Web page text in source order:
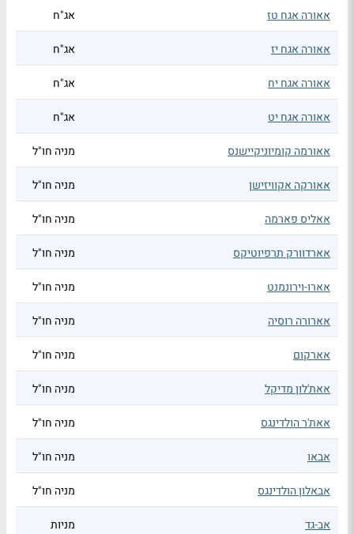
אאורה אגח טז אג"ח
אאורה אגח יז אג"ח
אאורה אגח יח אג"ח
אאורה אגח יט אג"ח
אאורמה קומיוניקיישנס מניה חו"ל
אאורקה אקוויזישן מניה חו"ל
אאליס פארמה מניה חו"ל
אארדוורק תרפיוטיקס מניה חו"ל
אארו-וירונמנט מניה חו"ל
אארורה רוסיה מניה חו"ל
אארקום מניה חו"ל
אאת'לון מדיקל מניה חו"ל
אאת'ר הולדינגס מניה חו"ל
אבאו מניה חו"ל
אבאלון הולדינגס מניה חו"ל
אב-גד מניות